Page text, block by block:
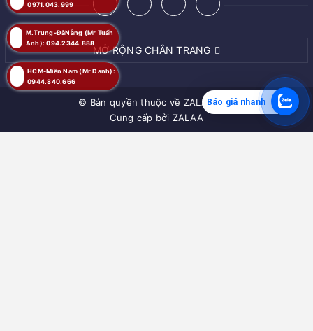
MỞ RỘNG CHÂN TRANG
© Bản quyền thuộc về ZALAA JSC
Cung cấp bởi ZALAA
HCM-Miền Nam (Mr Danh):
0944.840.666
0971.043.999
M.Trung-ĐàNẵng (Mr Tuấn
Anh): 094.2344.888
Báo giá nhanh